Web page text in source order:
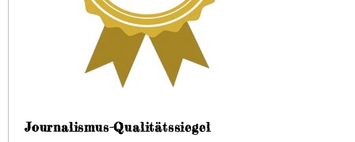
Journalismus-Qualitätssiegel